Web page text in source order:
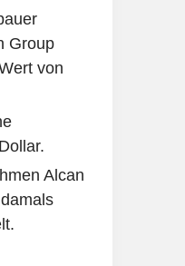
Group
von
Alcan